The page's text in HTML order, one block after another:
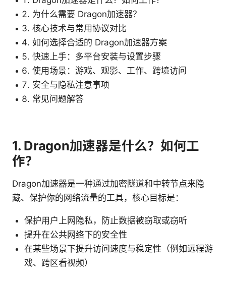
为什么需要 Dragon加速器？
核心技术与常用协议对比
如何选择合适的 Dragon加速器方案
快速上手：多平台安装与设置步骤
使用场景：游戏、观影、工作、跨境访问
安全与隐私注意事项
常见问题解答
1. Dragon加速器是什么？如何工
作？
Dragon加速器是一种通过加密隧道和中转节点来隐
藏、保护你的网络流量的工具，核心目标是：
保护用户上网隐私，防止数据被窃取或窃听
提升在公共网络下的安全性
在某些场景下提升访问速度与稳定性（例如远程游
戏、跨区看视频）